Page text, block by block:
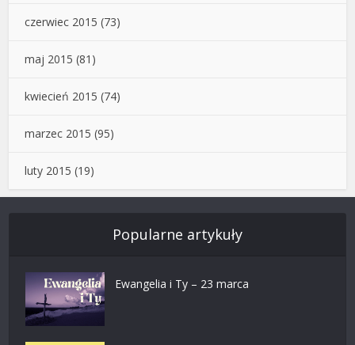
czerwiec 2015 (73)
maj 2015 (81)
kwiecień 2015 (74)
marzec 2015 (95)
luty 2015 (19)
Popularne artykuły
Ewangelia i Ty – 23 marca